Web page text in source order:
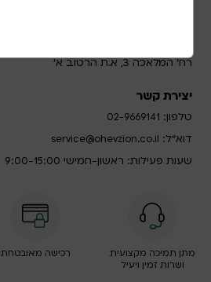
רח' המלאכה 3, א.ת הרטוב א'
יצירת קשר
טלפון: 02-9669141
דוא”ל: service@ohevzion.co.il
שעות פעילות: ראשון-חמישי 9:00-15:00
מתן תמיכה מקצועית
ושרות זמין ויעיל
רכישה מאובטחת